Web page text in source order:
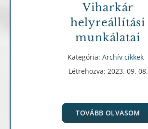
Viharkár
helyreállítási
munkálatai
Kategória: Archív cikkek
Létrehozva: 2023. 09. 08.
TOVÁBB OLVASOM